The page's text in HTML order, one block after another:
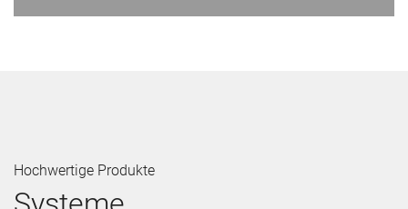
Hochwertige Produkte